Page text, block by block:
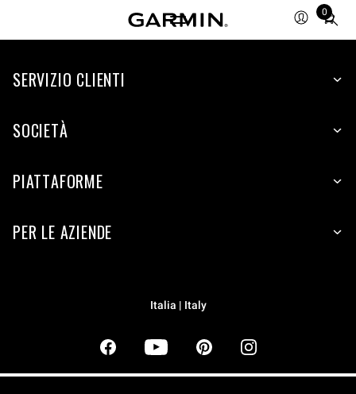
0
Total
items
cart:
SERVIZIO CLIENTI
SOCIETÀ
PIATTAFORME
PER LE AZIENDE
Italia | Italy